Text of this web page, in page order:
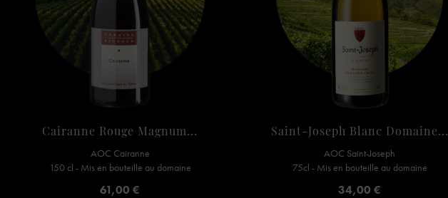
Cairanne Rouge Magnum...
AOC Cairanne
150 cl - Mis en bouteille au domaine
Prix
61,00 €
Saint-Joseph Blanc Domaine...
AOC Saint-Joseph
75cl - Mis en bouteille au domaine
Prix
34,00 €